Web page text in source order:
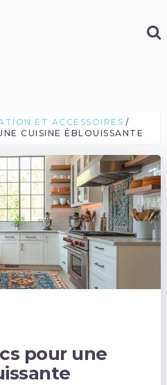
ET ACCESSOIRES
CUISINE ÉBLOUISSANTE
pour une